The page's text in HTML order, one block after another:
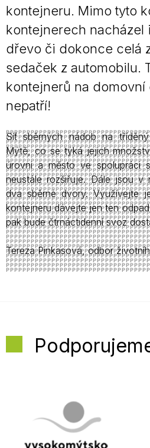
kontejneru. Mimo tyto
kontejnerech nacházel
dřevo či dokonce celá
sedaček z automobilu.
kontejnerů na
nepatří!
Síť sběrných nádob na
Mýtě, co se týká jejich
úrovni a město ve spolupráci
neustále rozšiřuje. Dále jsou v
dva sběrné dvory. Využívejte
kontejneru dávejte jen ten
pak bude čtrnáctidenní svoz
Tereza Pinkasová, odbor